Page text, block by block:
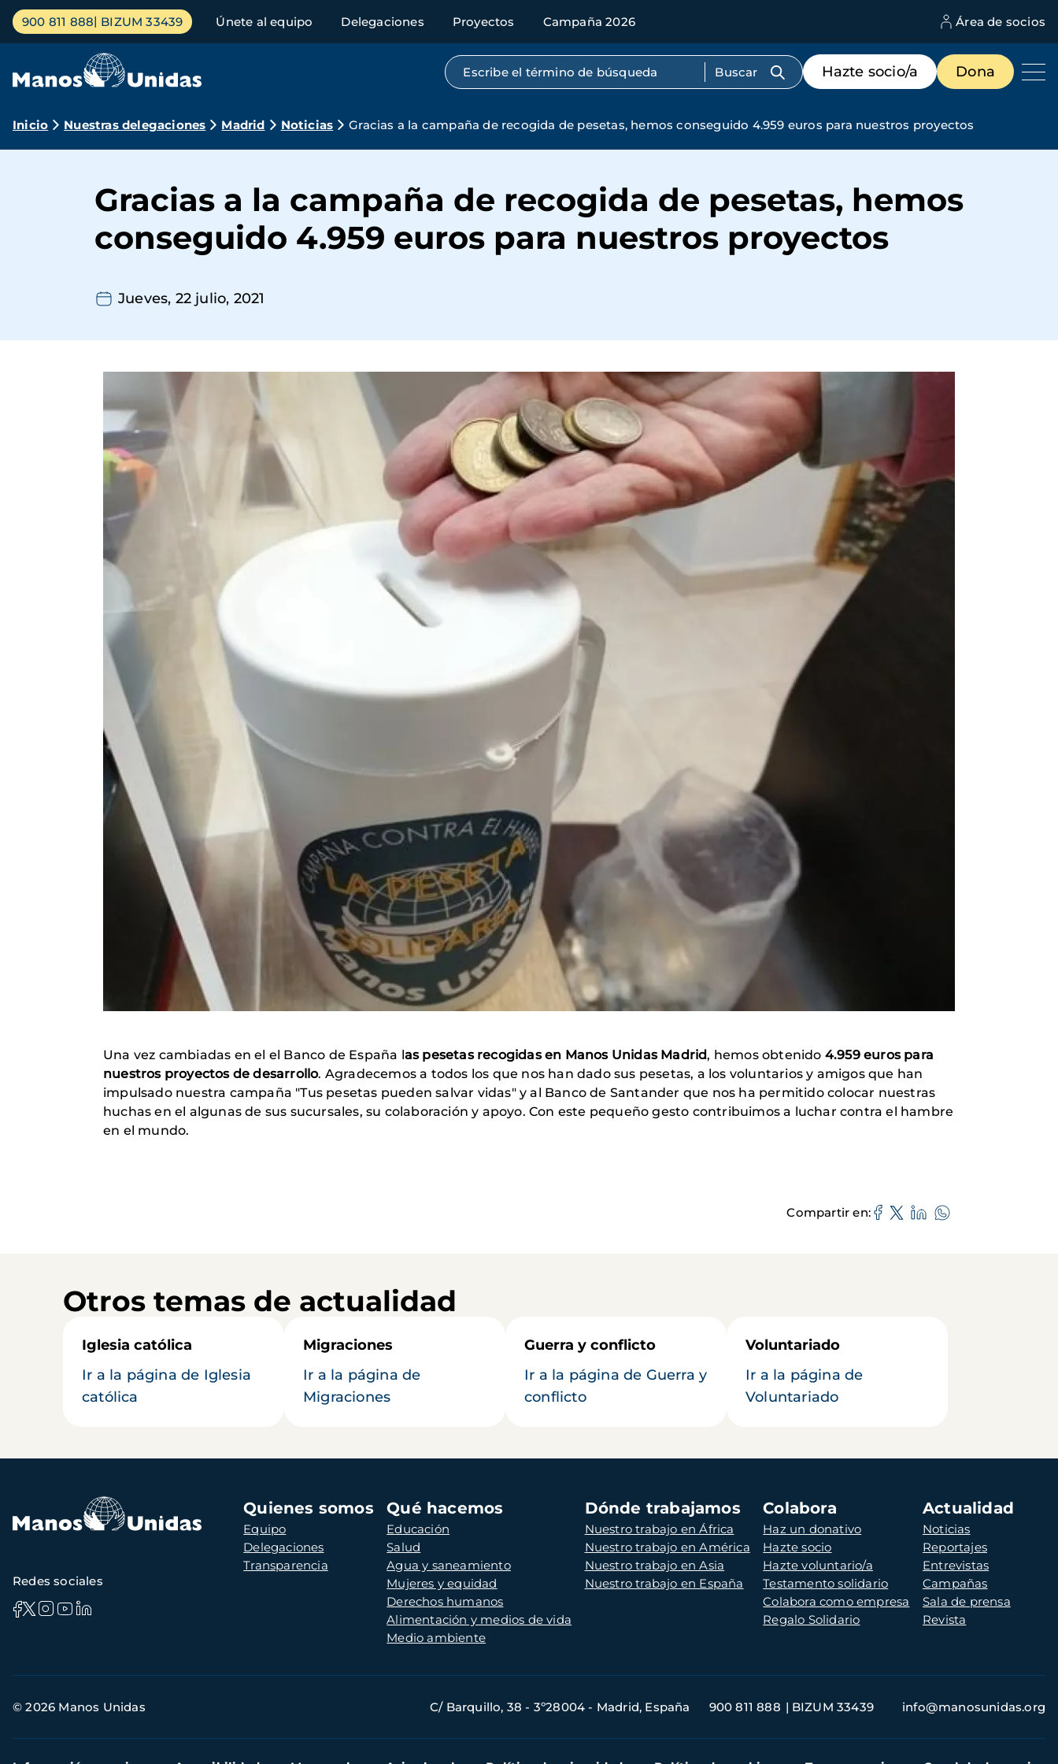
Pasar
contenido
Menú
principal
900 811 888 BIZUM 33439 Únete al equipo Delegaciones Proyectos Campaña 2026 Área de socios
Búsqueda por texto completo
Menú
de
destacados
Hazte socio/a Dona
Ruta
navegación
Inicio Nuestras delegaciones Madrid Noticias Gracias a la campaña de recogida de pesetas, hemos conseguido 4.959 euros para nuestros proyectos
Gracias a la campaña de recogida de pesetas, hemos
conseguido 4.959 euros para nuestros proyectos
Jueves, 22 julio, 2021
Una vez cambiadas en el el Banco de España las pesetas recogidas en Manos Unidas Madrid, hemos obtenido 4.959 euros para
nuestros proyectos de desarrollo. Agradecemos a todos los que nos han dado sus pesetas, a los voluntarios y amigos que han
impulsado nuestra campaña "Tus pesetas pueden salvar vidas" y al Banco de Santander que nos ha permitido colocar nuestras
huchas en el algunas de sus sucursales, su colaboración y apoyo. Con este pequeño gesto contribuimos a luchar contra el hambre
en el mundo.
Compartir en
Otros temas de actualidad
Iglesia católica
Ir a la página de Iglesia
católica
Migraciones
Ir a la página de
Migraciones
Guerra y conflicto
Ir a la página de Guerra y
conflicto
Voluntariado
Ir a la página de
Voluntariado
Navegación
principal
Quienes somos
Equipo
Delegaciones
Transparencia
Qué hacemos
Educación
Salud
Agua y saneamiento
Mujeres y equidad
Derechos humanos
Alimentación y medios de vida
Medio ambiente
Dónde trabajamos
Nuestro trabajo en África
Nuestro trabajo en América
Nuestro trabajo en Asia
Nuestro trabajo en España
Colabora
Haz un donativo
Hazte socio
Hazte voluntario/a
Testamento solidario
Colabora como empresa
Regalo Solidario
Actualidad
Noticias
Reportajes
Entrevistas
Campañas
Sala de prensa
Revista
Redes sociales
de
© 2026 Manos Unidas C/ Barquillo, 38 - 3º28004 - Madrid, España 900 811 888 BIZUM 33439 info@manosunidas.org